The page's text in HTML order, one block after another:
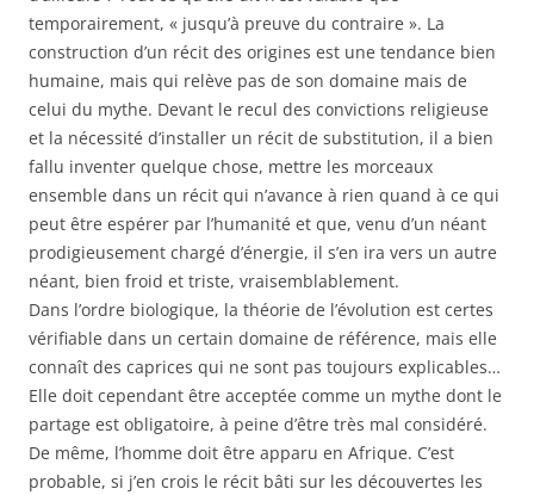
temporairement, « jusqu’à preuve du contraire ». La
construction d’un récit des origines est une tendance bien
humaine, mais qui relève pas de son domaine mais de
celui du mythe. Devant le recul des convictions religieuse
et la nécessité d’installer un récit de substitution, il a bien
fallu inventer quelque chose, mettre les morceaux
ensemble dans un récit qui n’avance à rien quand à ce qui
peut être espérer par l’humanité et que, venu d’un néant
prodigieusement chargé d’énergie, il s’en ira vers un autre
néant, bien froid et triste, vraisemblablement.
Dans l’ordre biologique, la théorie de l’évolution est certes
vérifiable dans un certain domaine de référence, mais elle
connaît des caprices qui ne sont pas toujours explicables…
Elle doit cependant être acceptée comme un mythe dont le
partage est obligatoire, à peine d’être très mal considéré.
De même, l’homme doit être apparu en Afrique. C’est
probable, si j’en crois le récit bâti sur les découvertes les